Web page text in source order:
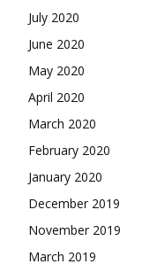
July 2020
June 2020
May 2020
April 2020
March 2020
February 2020
January 2020
December 2019
November 2019
March 2019